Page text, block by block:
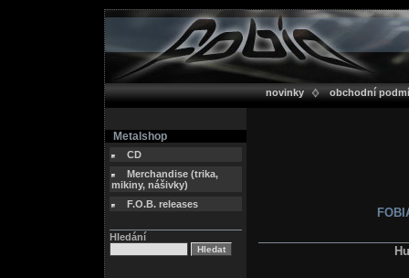
novinky obchodní
Metalshop
CD
Merchandise (trika,
mikiny, nášivky)
F.O.B. releases
Hledání